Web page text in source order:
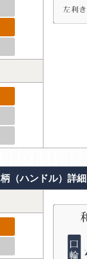
柄（ハンドル）詳細